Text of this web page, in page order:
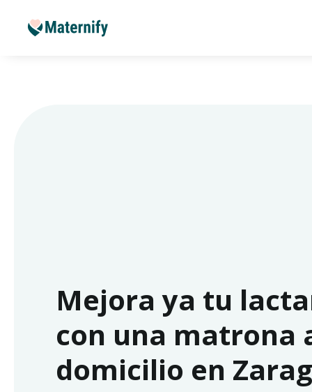
Mejora ya tu
con una matrona
domicilio en